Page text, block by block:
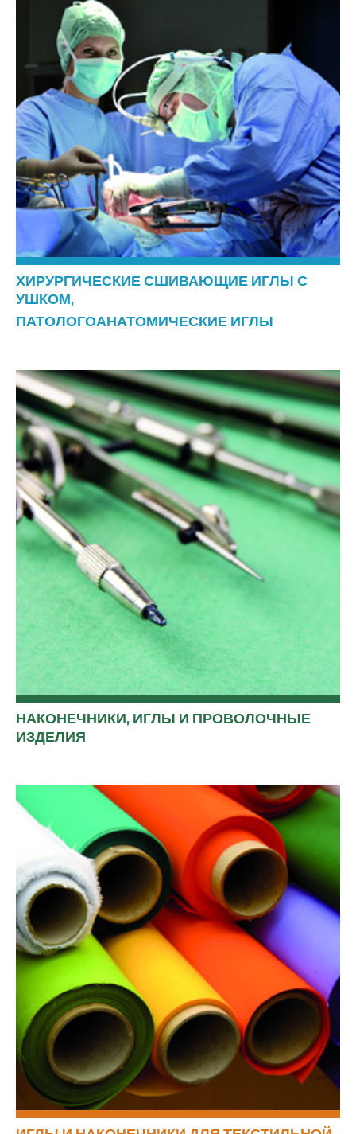
ХИРУРГИЧЕСКИЕ СШИВАЮЩИЕ ИГЛЫ С
УШКОМ,
ПАТОЛОГОАНАТОМИЧЕСКИЕ ИГЛЫ
НАКОНЕЧНИКИ, ИГЛЫ И ПРОВОЛОЧНЫЕ
ИЗДЕЛИЯ